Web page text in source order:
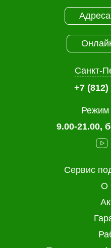
Сервис
О
Санкт-
+7 (812)
Режим
9.00-21.00,